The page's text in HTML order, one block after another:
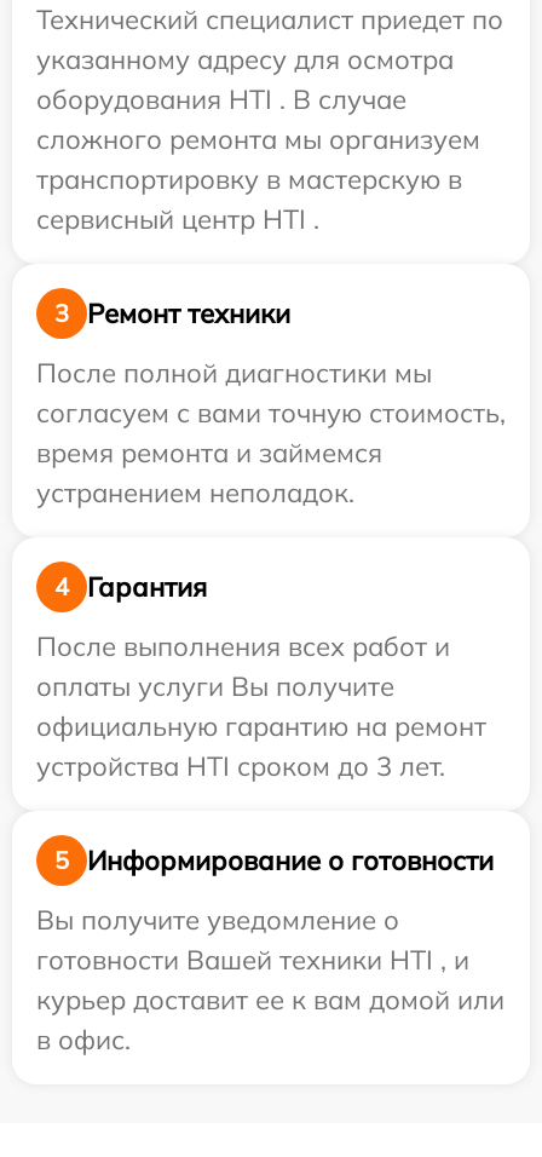
Технический специалист приедет по
указанному адресу для осмотра
оборудования HTI . В случае
сложного ремонта мы организуем
транспортировку в мастерскую в
сервисный центр HTI .
3
Ремонт техники
После полной диагностики мы
согласуем с вами точную стоимость,
время ремонта и займемся
устранением неполадок.
4
Гарантия
После выполнения всех работ и
оплаты услуги Вы получите
официальную гарантию на ремонт
устройства HTI сроком до 3 лет.
5
Информирование о готовности
Вы получите уведомление о
готовности Вашей техники HTI , и
курьер доставит ее к вам домой или
в офис.